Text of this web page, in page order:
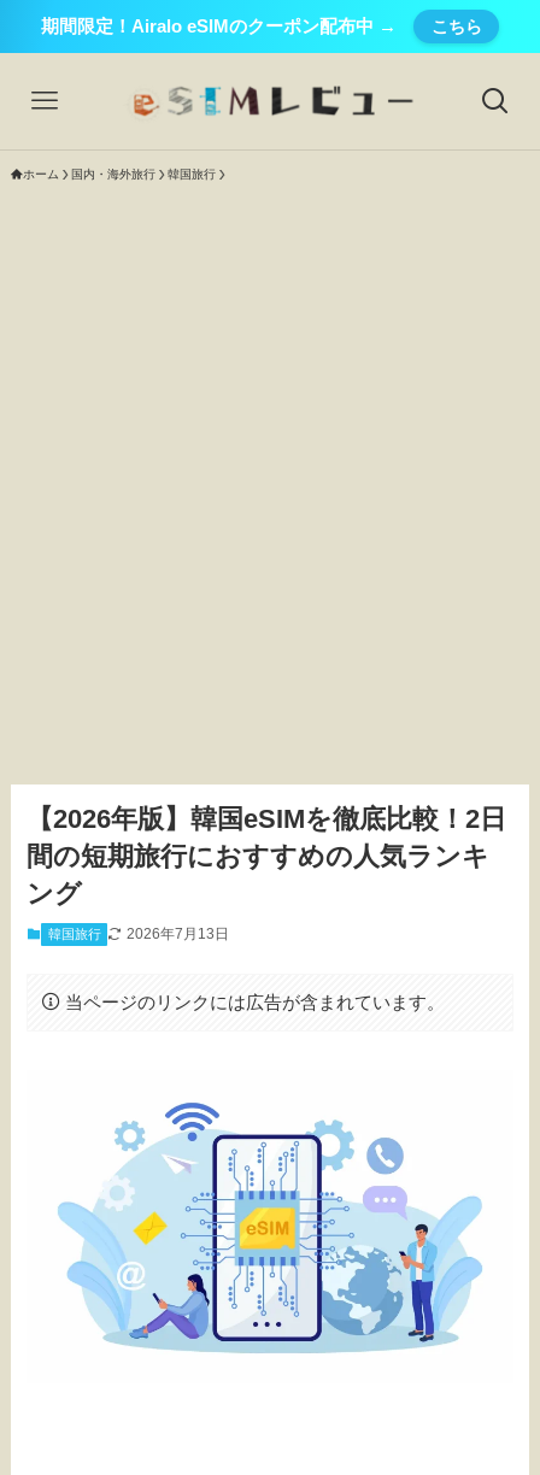
期間限定！Airalo eSIMのクーポン配布中 → こちら
ホーム 国内・海外旅行 韓国旅行
【2026年版】韓国eSIMを徹底比較！2日
間の短期旅行におすすめの人気ランキ
ング
韓国旅行 2026年7月13日
当ページのリンクには広告が含まれています。